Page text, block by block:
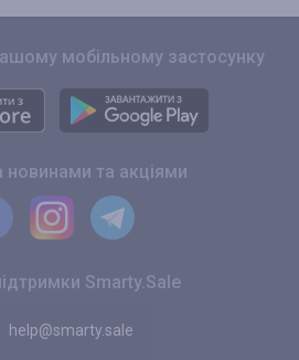
мобільному застосунку
новинами та акціями
Smarty.Sale
help@smarty.sale